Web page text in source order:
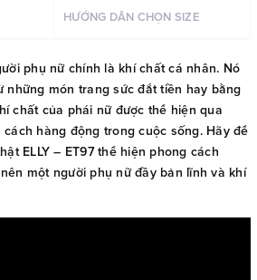
HƯỚNG DẪN CHỌN SIZE
phụ nữ chính là khí chất cá nhân. Nó
những món trang sức đắt tiền hay bằng
chất của phái nữ được thể hiện qua
hàng động trong cuộc sống. Hãy để
ELLY – ET97 thể hiện phong cách
một người phụ nữ đầy bản lĩnh và khí